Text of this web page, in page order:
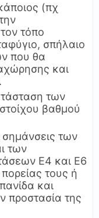
(πχ
τόπο
σπήλαιο
που θα
και
των
βαθμού
των
των
Ε4 και Ε6
τους ή
και
προστασία της